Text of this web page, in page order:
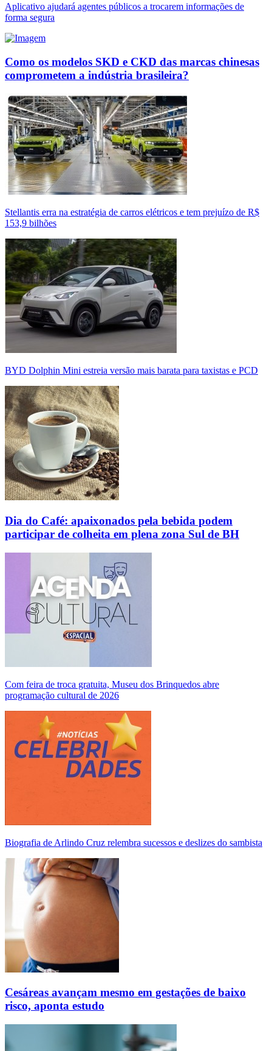
Aplicativo ajudará agentes públicos a trocarem informações de
forma segura
Como os modelos SKD e CKD das marcas chinesas
comprometem a indústria brasileira?
Stellantis erra na estratégia de carros elétricos e tem prejuízo de R$
153,9 bilhões
BYD Dolphin Mini estreia versão mais barata para taxistas e PCD
Dia do Café: apaixonados pela bebida podem
participar de colheita em plena zona Sul de BH
Com feira de troca gratuita, Museu dos Brinquedos abre
programação cultural de 2026
Biografia de Arlindo Cruz relembra sucessos e deslizes do sambista
Cesáreas avançam mesmo em gestações de baixo
risco, aponta estudo